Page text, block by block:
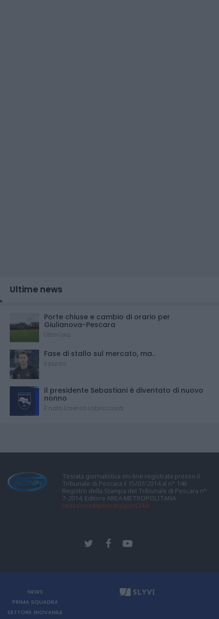
Ultime news
Porte chiuse e cambio di orario per
Giulianova-Pescara
Ultim'ora
Fase di stallo sul mercato, ma..
Il punto
Il presidente Sebastiani è diventato di nuovo
nonno
È nato Lorenzo Labricciosa
Testata giornalistica on-line registrata presso il
Tribunale di Pescara il 15/07/2014 al n° 146
Registro della Stampa del Tribunale di Pescara n°
7-2014. Editore AREA METROPOLITANA
redazione@pescarasport24.it
NEWS
PRIMA SQUADRA
SETTORE GIOVANILE